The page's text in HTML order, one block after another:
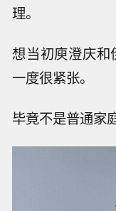
理。
想当初庾澄庆和
一度很紧张。
毕竟不是普通家